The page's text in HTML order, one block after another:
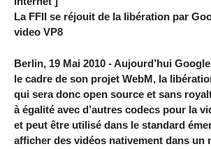
La FFII se réjouit de la libération par
video VP8
Berlin, 19 Mai 2010 - Aujourd’hui
le cadre de son projet WebM, la
qui sera donc open source et sans
à égalité avec d’autres codecs pour la
et peut être utilisé dans le standard
afficher des vidéos nativement dans un